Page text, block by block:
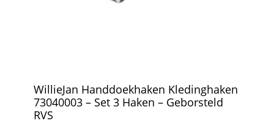
WillieJan Handdoekhaken Kledinghaken
73040003 – Set 3 Haken – Geborsteld
RVS